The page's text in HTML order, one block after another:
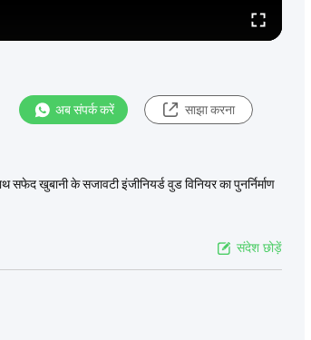
अब संपर्क करें साझा करना
खुबानी के सजावटी इंजीनियर्ड वुड विनियर का पुनर्निर्माण
संदेश छोड़ें